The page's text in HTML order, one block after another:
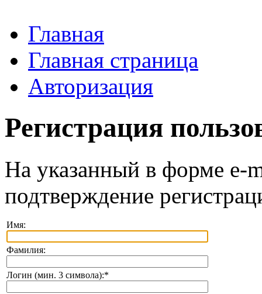
Главная
Главная страница
Авторизация
Регистрация
На указанный в форме e-
подтверждение
Имя:
Фамилия:
Логин (мин. 3 символа):*